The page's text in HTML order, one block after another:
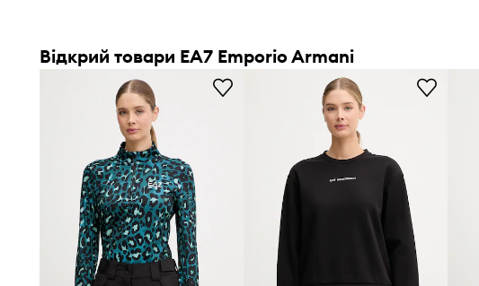
Відкрий товари EA7 Emporio Armani